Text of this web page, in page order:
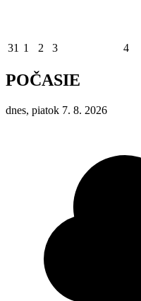
31 1 2 3 4
POČASIE
dnes, piatok 7. 8. 2026